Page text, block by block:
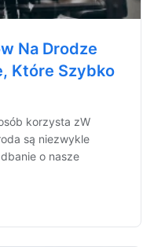
Na Drodze
Które Szybko
korzysta zW
są niezwykle
o nasze